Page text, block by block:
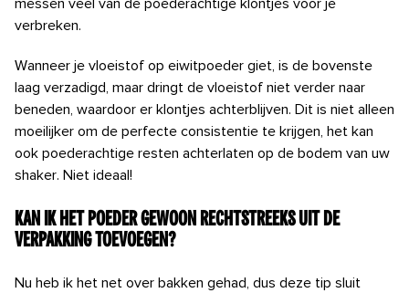
verbreken.
Wanneer je vloeistof op eiwitpoeder giet, is de bovenste
laag verzadigd, maar dringt de vloeistof niet verder naar
beneden, waardoor er klontjes achterblijven. Dit is niet alleen
moeilijker om de perfecte consistentie te krijgen, het kan
ook poederachtige resten achterlaten op de bodem van uw
shaker. Niet ideaal!
Kan ik het poeder gewoon rechtstreeks uit de
verpakking toevoegen?
Nu heb ik het net over bakken gehad, dus deze tip sluit